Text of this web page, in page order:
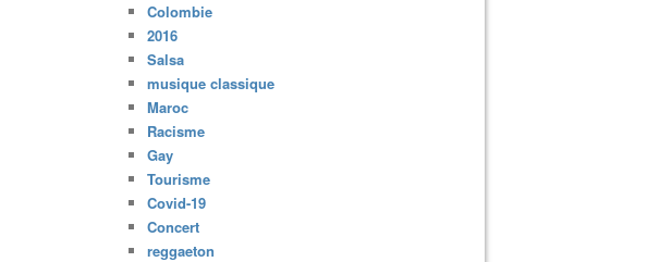
Colombie
2016
Salsa
musique classique
Maroc
Racisme
Gay
Tourisme
Covid-19
Concert
reggaeton